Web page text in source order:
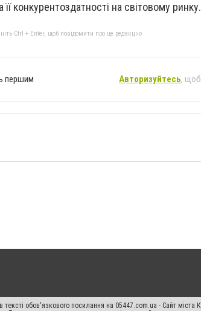
її конкурентоздатності на світовому ринку.
Ctrl + Enter, щоб повідомити про це редакцію
першим Авторизуйтесь, щоб
обов'язкового посилання на 05447.com.ua - Сайт
Порушення виняткових прав переслідується Законом.